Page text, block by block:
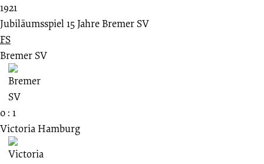
1921
Jubiläumsspiel 15 Jahre Bremer SV
FS
Bremer SV
0 : 1
Victoria Hamburg